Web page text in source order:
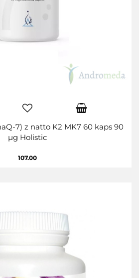
7) z natto K2 MK7 60 kaps 90
µg Holistic
107.00